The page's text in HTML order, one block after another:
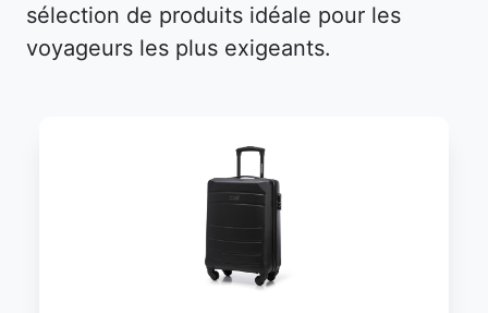
sélection de produits idéale pour les
voyageurs les plus exigeants.